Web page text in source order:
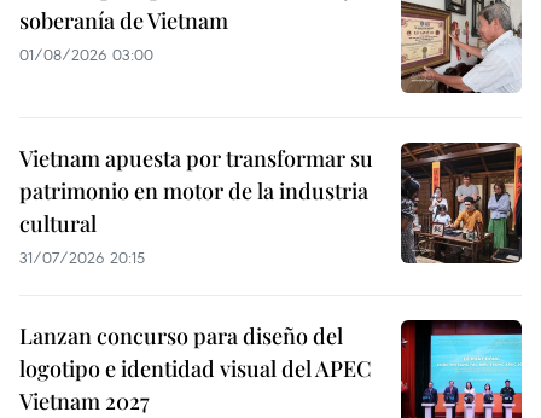
soberanía de Vietnam
01/08/2026 03:00
Vietnam apuesta por transformar su
patrimonio en motor de la industria
cultural
31/07/2026 20:15
Lanzan concurso para diseño del
logotipo e identidad visual del APEC
Vietnam 2027